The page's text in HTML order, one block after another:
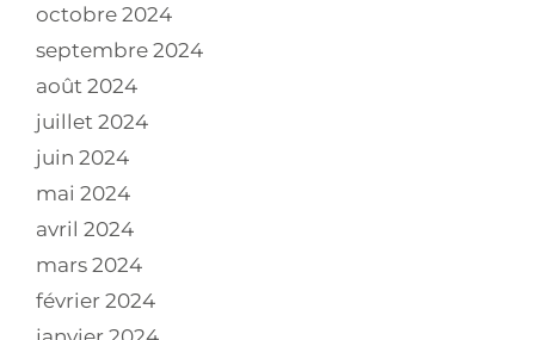
octobre 2024
septembre 2024
août 2024
juillet 2024
juin 2024
mai 2024
avril 2024
mars 2024
février 2024